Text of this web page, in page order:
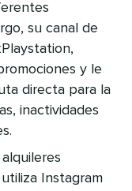
su canal de
y le
directa para la
inactividades
Instagram